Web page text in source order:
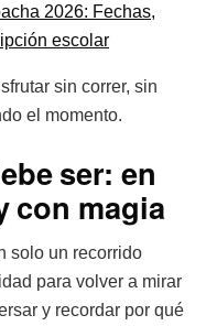
2026: Fechas,
escolar
sin correr, sin
el momento.
ser: en
con magia
solo un recorrido
para volver a mirar
y recordar por qué